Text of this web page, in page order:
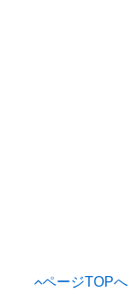
ページTOPへ